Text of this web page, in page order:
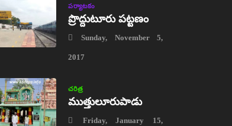
పర్యాటకం
ప్రొద్దుటూరు పట్టణం
Sunday, November 5,
2017
చరిత్ర
ముత్తులూరుపాడు
Friday, January 15,